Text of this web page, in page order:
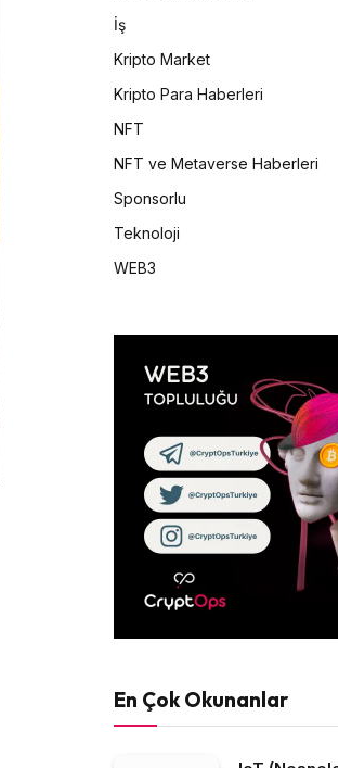
İş
Kripto Market
Kripto Para Haberleri
NFT
NFT ve Metaverse Haberleri
Sponsorlu
Teknoloji
WEB3
En Çok Okunanlar